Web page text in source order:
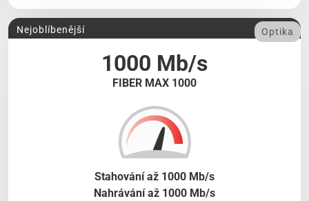
1000 Mb/s
FIBER MAX 1000
Nejoblíbenější Optika
Stahování až 1000 Mb/s
Nahrávání až 1000 Mb/s